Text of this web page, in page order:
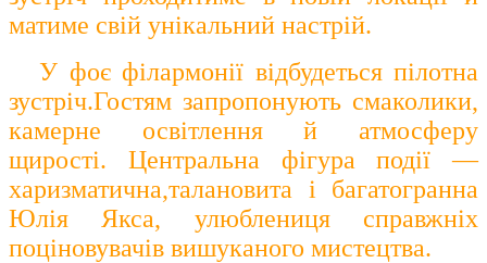
матиме свій унікальний настрій.
У фоє філармонії відбудеться пілотна
зустріч.Гостям запропонують смаколики,
камерне освітлення й атмосферу
щирості. Центральна фігура події —
харизматична,талановита і багатогранна
Юлія Якса, улюблениця справжніх
поціновувачів вишуканого мистецтва.